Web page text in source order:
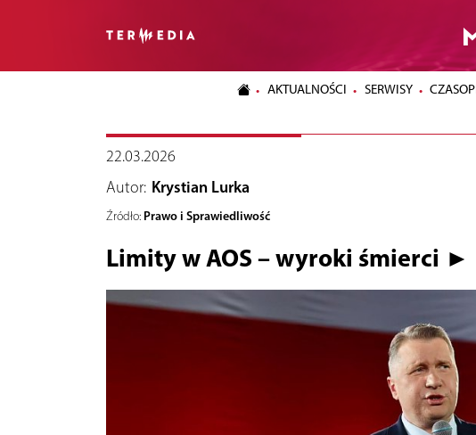
AKTUALNOŚCI SERWISY
22.03.2026
Autor: Krystian Lurka
Źródło: Prawo i Sprawiedliwość
Limity w AOS – wyroki śmierci ►